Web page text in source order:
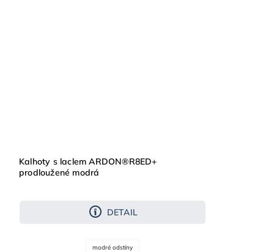
Kalhoty s laclem ARDON®R8ED+
prodloužené modrá
DETAIL
modré odstíny